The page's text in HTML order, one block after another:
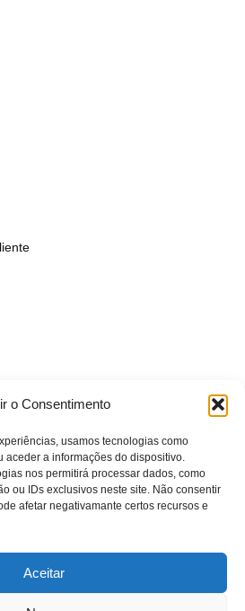
o Consentimento
usamos tecnologias como
aceder a informações do dispositivo.
nos permitirá processar dados, como
ou IDs exclusivos neste site. Não consentir
afetar negativamante certos recursos e
Aceitar